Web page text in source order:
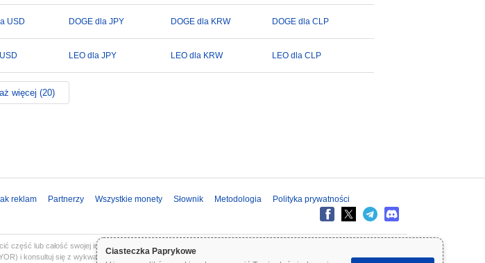
Ciasteczka Paprykowe
USD DOGE dla JPY DOGE dla KRW DOGE dla CLP
LEO dla JPY LEO dla KRW LEO dla CLP
więcej (20)
reklam Partnerzy Wszystkie monety Słownik Metodologia
Polityka prywatności
lub całość swojej inwestycji. Wszystkie informacje na Coinpaprika są udostępniane wyłącznie w celach
i konsultuj się z wykwalifikowanym doradcą finansowym przed podjęciem decyzji inwestycyjnych. Coinpaprika nie